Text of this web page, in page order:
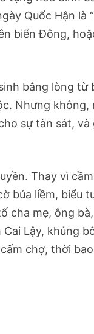
Quốc Hận là
biển Đông,
bằng lòng từ
Nhưng
sự tàn sát,
Thay vì
búa liềm, biểu
cha mẹ, ông
Lậy, khủng
chợ, thời